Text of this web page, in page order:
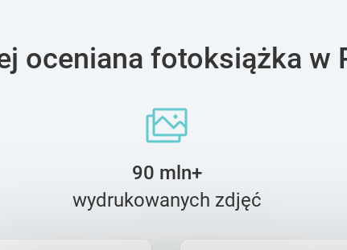
oceniana fotoksiążka w
90 mln+
wydrukowanych zdjęć